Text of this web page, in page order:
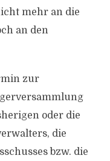
mehr an die
an den
zur
oder die
die
bzw. die